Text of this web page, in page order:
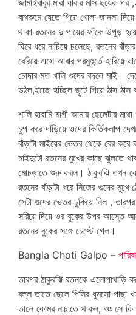
বাথরুমে যেতে গিয়ে খোলা জানলা
থাকা রতনের দু পায়ের ফাঁকে উপুড়
ঘিরে ধরে নাচিয়ে চলেছে, রতনের
বেরিয়ে এসে আবার পরমুহুর্তে হারিয়ে
চোদার মত খালি গুদের বদলে মাই।
উঠল,ইচ্ছে হচ্ছিল ছুটে গিয়ে ঠাস
শালি হারামি মাগী আমার ছেলেটার
চুপ করে দাঁড়িয়ে ওদের কির্তিকলাপ
বাঁড়াটা মাইয়ের ভেতর থেকে বের
মাইদুটো রতনের মুখের কাছে ঝুলতে
মোচড়াতে শুরু করল। ঠাকুরঝি তখন
রতনের বাঁড়াটা ধরে নিজের গুদের মুখে
সেটা গুদের ভেতর ঢুকিয়ে নিল ,
সরিয়ে দিয়ে ওর বুকের উপর আস্তে
রতনের বুকের সঙ্গে চেপ্টে গেল।
Bangla Choti Galpo –
তারপর ঠাকুরঝি রতনকে এলোপাথাড়ি
বল্ল তাতে ছেলে পিসির ধুমসো
তালে কোমর নাচাতে থাকল, ওঃ সে কি